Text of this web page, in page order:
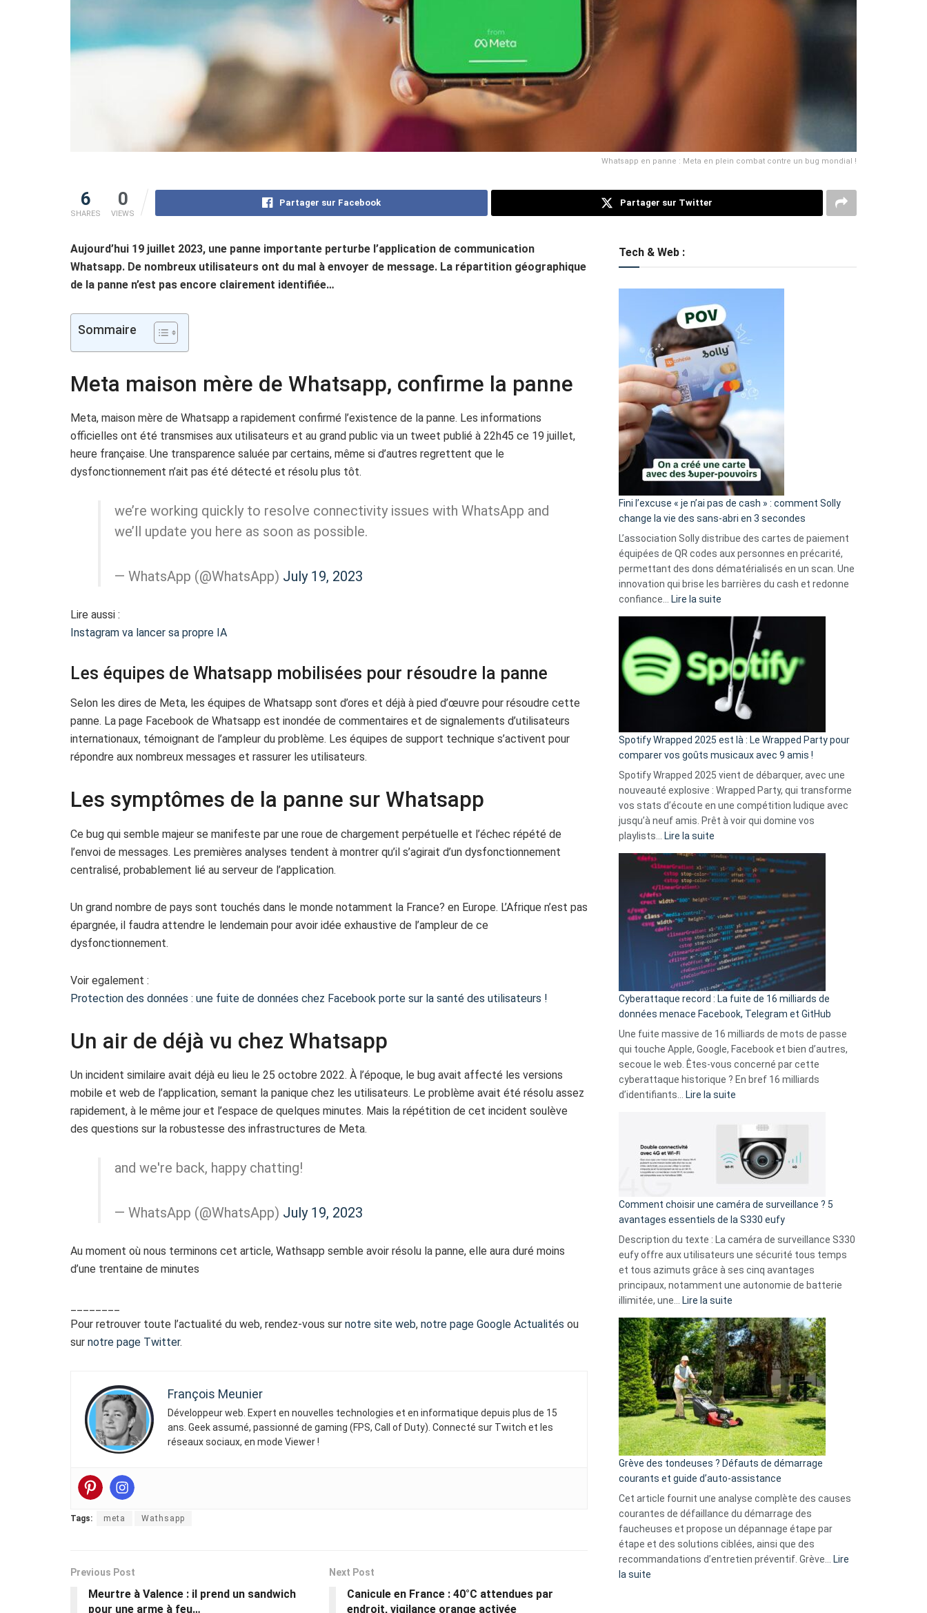
Whatsapp en panne : Meta en plein combat contre un bug mondial !
6
SHARES
0
VIEWS
Partager sur Facebook Partager sur Twitter
Aujourd’hui 19 juillet 2023, une panne importante perturbe l’application de communication
Whatsapp. De nombreux utilisateurs ont du mal à envoyer de message. La répartition géographique
de la panne n’est pas encore clairement identifiée…
Sommaire
Meta maison mère de Whatsapp, confirme la panne
Meta, maison mère de Whatsapp a rapidement confirmé l’existence de la panne. Les informations
officielles ont été transmises aux utilisateurs et au grand public via un tweet publié à 22h45 ce 19 juillet,
heure française. Une transparence saluée par certains, même si d’autres regrettent que le
dysfonctionnement n’ait pas été détecté et résolu plus tôt.
we’re working quickly to resolve connectivity issues with WhatsApp and
we’ll update you here as soon as possible.
— WhatsApp (@WhatsApp) July 19, 2023
Lire aussi :
Instagram va lancer sa propre IA
Les équipes de Whatsapp mobilisées pour résoudre la panne
Selon les dires de Meta, les équipes de Whatsapp sont d’ores et déjà à pied d’œuvre pour résoudre cette
panne. La page Facebook de Whatsapp est inondée de commentaires et de signalements d’utilisateurs
internationaux, témoignant de l’ampleur du problème. Les équipes de support technique s’activent pour
répondre aux nombreux messages et rassurer les utilisateurs.
Les symptômes de la panne sur Whatsapp
Ce bug qui semble majeur se manifeste par une roue de chargement perpétuelle et l’échec répété de
l’envoi de messages. Les premières analyses tendent à montrer qu’il s’agirait d’un dysfonctionnement
centralisé, probablement lié au serveur de l’application.
Un grand nombre de pays sont touchés dans le monde notamment la France? en Europe. L’Afrique n’est pas
épargnée, il faudra attendre le lendemain pour avoir idée exhaustive de l’ampleur de ce
dysfonctionnement.
Voir egalement :
Protection des données : une fuite de données chez Facebook porte sur la santé des utilisateurs !
Un air de déjà vu chez Whatsapp
Un incident similaire avait déjà eu lieu le 25 octobre 2022. À l’époque, le bug avait affecté les versions
mobile et web de l’application, semant la panique chez les utilisateurs. Le problème avait été résolu assez
rapidement, à le même jour et l’espace de quelques minutes. Mais la répétition de cet incident soulève
des questions sur la robustesse des infrastructures de Meta.
and we're back, happy chatting!
— WhatsApp (@WhatsApp) July 19, 2023
Au moment où nous terminons cet article, Wathsapp semble avoir résolu la panne, elle aura duré moins
d’une trentaine de minutes
Pour retrouver toute l’actualité du web, rendez-vous sur notre site web, notre page Google Actualités ou
sur notre page Twitter.
François Meunier
Développeur web. Expert en nouvelles technologies et en informatique depuis plus de 15
ans. Geek assumé, passionné de gaming (FPS, Call of Duty). Connecté sur Twitch et les
réseaux sociaux, en mode Viewer !
Tags: meta Wathsapp
Previous Post
Meurtre à Valence : il prend un sandwich
pour une arme à feu…
Next Post
Canicule en France : 40°C attendues par
endroit, vigilance orange activée
Tech & Web :
Fini l’excuse « je n’ai pas de cash » : comment Solly
change la vie des sans-abri en 3 secondes
L’association Solly distribue des cartes de paiement
équipées de QR codes aux personnes en précarité,
permettant des dons dématérialisés en un scan. Une
innovation qui brise les barrières du cash et redonne
confiance…
Lire la suite
l’excuse
je
n’ai
pas
de
cash
»
Solly
change
la
vie
sans-
abri
en
3
secondes
Spotify Wrapped 2025 est là : Le Wrapped Party pour
comparer vos goûts musicaux avec 9 amis !
Spotify Wrapped 2025 vient de débarquer, avec une
nouveauté explosive : Wrapped Party, qui transforme
vos stats d’écoute en une compétition ludique avec
jusqu’à neuf amis. Prêt à voir qui domine vos
playlists…
Lire la suite
Wrapped
2025
est
:
Le
Wrapped
Party
pour
comparer
vos
goûts
musicaux
avec
9
amis
Cyberattaque record : La fuite de 16 milliards de
données menace Facebook, Telegram et GitHub
Une fuite massive de 16 milliards de mots de passe
qui touche Apple, Google, Facebook et bien d’autres,
secoue le web. Êtes-vous concerné par cette
cyberattaque historique ? En bref 16 milliards
d’identifiants…
Lire la suite
record
La
fuite
16
milliards
données
menace
Facebook,
Telegram
GitHub
Comment choisir une caméra de surveillance ? 5
avantages essentiels de la S330 eufy
Description du texte : La caméra de surveillance S330
eufy offre aux utilisateurs une sécurité tous temps
et tous azimuts grâce à ses cinq avantages
principaux, notamment une autonomie de batterie
illimitée, une…
Lire la suite
choisir
une
caméra
de
surveillance
?
5
avantages
essentiels
de
la
S330
eufy
Grève des tondeuses ? Défauts de démarrage
courants et guide d’auto-assistance
Cet article fournit une analyse complète des causes
courantes de défaillance du démarrage des
faucheuses et propose un dépannage étape par
étape et des solutions ciblées, ainsi que des
recommandations d’entretien préventif. Grève…
Lire
la suite